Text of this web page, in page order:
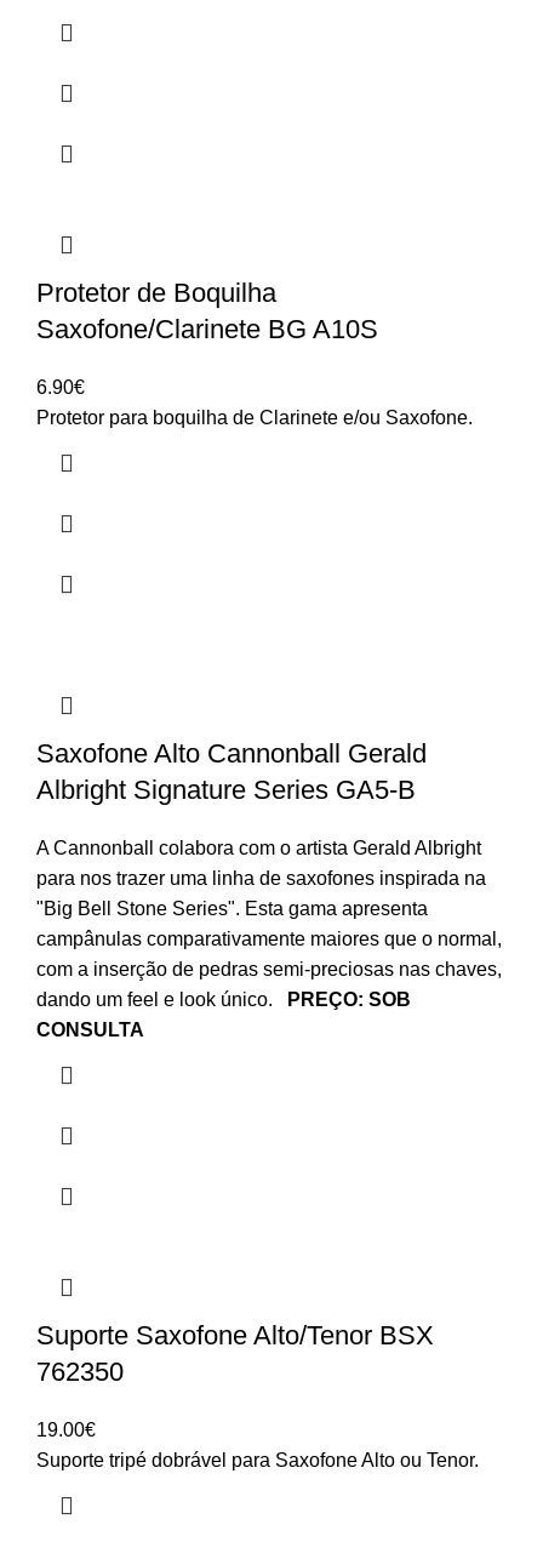
Protetor de Boquilha
Saxofone/Clarinete BG A10S
6.90€
Protetor para boquilha de Clarinete e/ou Saxofone.
Saxofone Alto Cannonball Gerald
Albright Signature Series GA5-B
A Cannonball colabora com o artista Gerald Albright
para nos trazer uma linha de saxofones inspirada na
"Big Bell Stone Series". Esta gama apresenta
campânulas comparativamente maiores que o normal,
com a inserção de pedras semi-preciosas nas chaves,
dando um feel e look único.
PREÇO: SOB
CONSULTA
Suporte Saxofone Alto/Tenor BSX
762350
19.00€
Suporte tripé dobrável para Saxofone Alto ou Tenor.